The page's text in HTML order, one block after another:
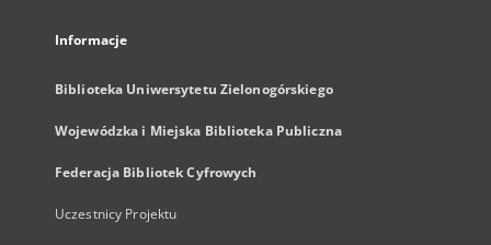
Informacje
Biblioteka Uniwersytetu Zielonogórskiego
Wojewódzka i Miejska Biblioteka Publiczna
Federacja Bibliotek Cyfrowych
Uczestnicy Projektu